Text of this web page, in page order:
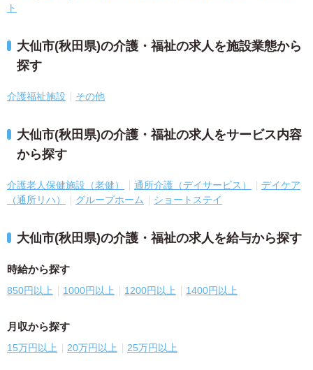
ト
大仙市(秋田県)の介護・福祉の求人を施設業態から
探す
介護福祉施設 その他
大仙市(秋田県)の介護・福祉の求人をサービス内容
から探す
介護老人保健施設（老健） 通所介護（デイサービス）
デイケア
（通所リハ）
グループホーム ショートステイ
大仙市(秋田県)の介護・福祉の求人を給与から探す
時給から探す
850円以上 1000円以上 1200円以上 1400円以上
月収から探す
15万円以上 20万円以上 25万円以上